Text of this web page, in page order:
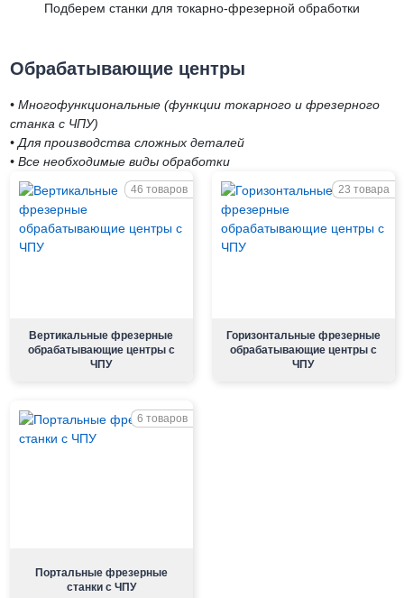
Подберем станки для токарно-фрезерной обработки
Обрабатывающие центры
• Многофункциональные (функции токарного и фрезерного
станка с ЧПУ)
• Для производства сложных деталей
• Все необходимые виды обработки
46 товаров
Вертикальные фрезерные
обрабатывающие центры с
ЧПУ
23 товара
Горизонтальные фрезерные
обрабатывающие центры с
ЧПУ
6 товаров
Портальные фрезерные
станки с ЧПУ